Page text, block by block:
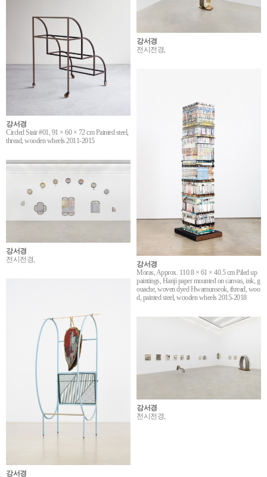
강서경
Circled Stair #01, 91 × 60 × 72 cm Painted steel,
thread, wooden wheels 2011-2015
강서경
전시전경,
강서경
Moras, Approx. 110.8 × 61 × 40.5 cm Piled up
paintings, Hanji paper mounted on canvas, ink, g
ouache, woven dyed Hwamunseok, thread, woo
d, painted steel, wooden wheels 2015-2018
강서경
전시전경,
강서경
강서경
전시전경,